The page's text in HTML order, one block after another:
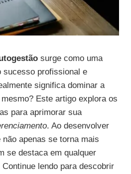
surge como uma
sucesso profissional e
significa dominar a
Este artigo explora os
para aprimorar sua
. Ao desenvolver
apenas se torna mais
se destaca em qualquer
Continue lendo para descobrir